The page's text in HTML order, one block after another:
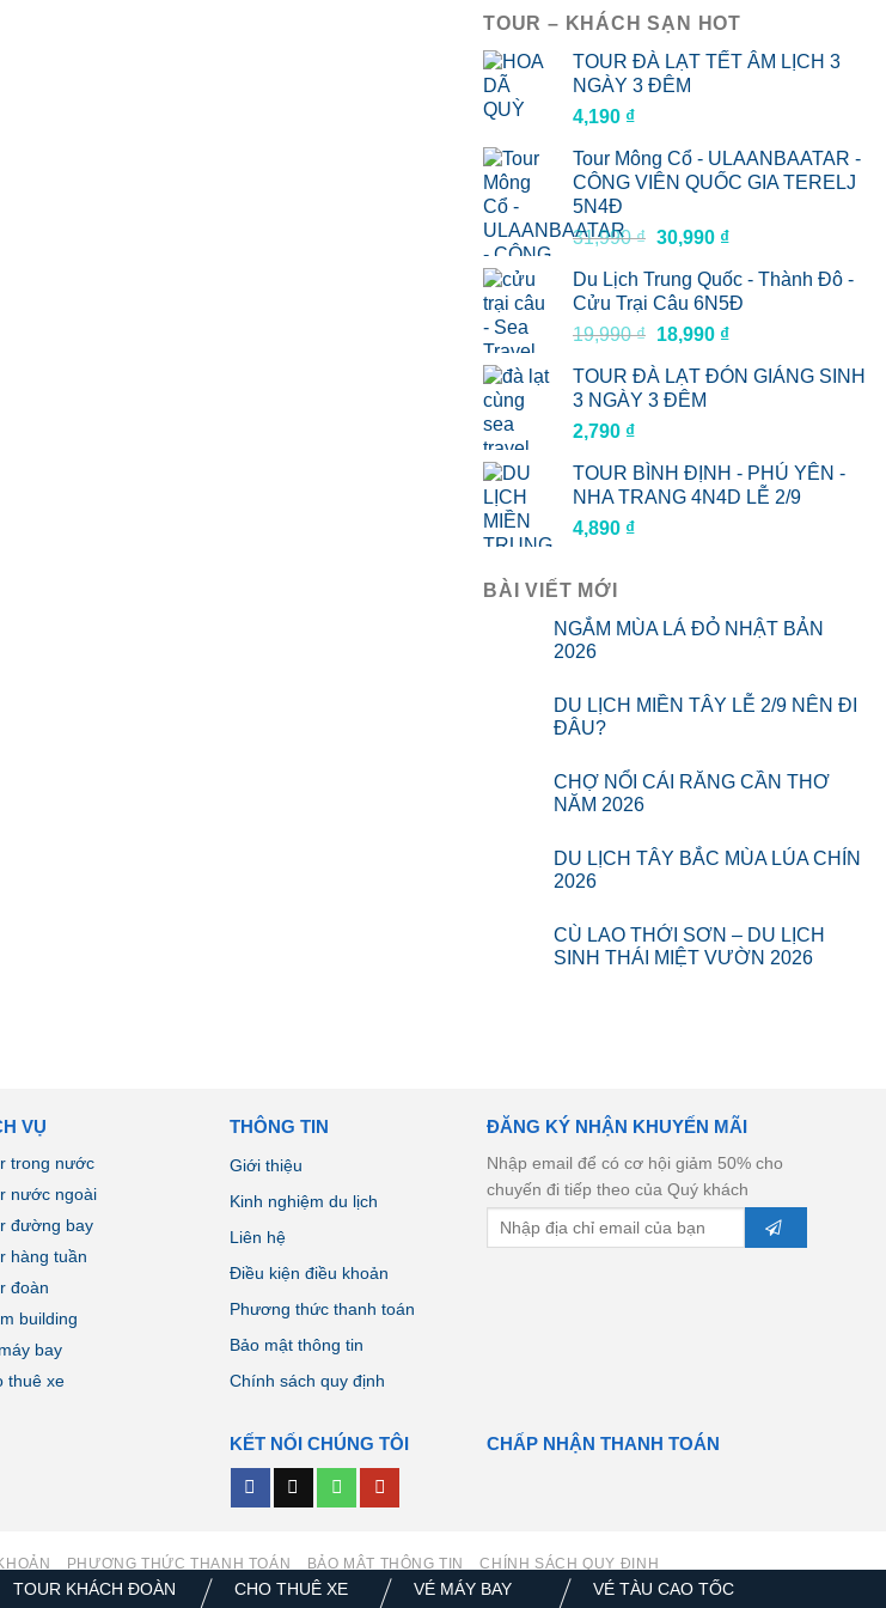
TOUR – KHÁCH SẠN HOT
TOUR ĐÀ LẠT TẾT ÂM LỊCH 3
NGÀY 3 ĐÊM
4,190 ₫
Tour Mông Cổ - ULAANBAATAR -
CÔNG VIÊN QUỐC GIA TERELJ
5N4Đ
31,990₫ Giá
là:
31,990 ₫.
30,990 ₫Giá
tại
là:
30,990 ₫.
Du Lịch Trung Quốc - Thành Đô -
Cửu Trại Câu 6N5Đ
19,990₫ Giá
là:
19,990 ₫.
18,990 ₫Giá
tại
TOUR ĐÀ LẠT ĐÓN GIÁNG SINH
3 NGÀY 3 ĐÊM
2,790 ₫
TOUR BÌNH ĐỊNH - PHÚ YÊN -
NHA TRANG 4N4D LỄ 2/9
4,890 ₫
BÀI VIẾT MỚI
NGẮM MÙA LÁ ĐỎ NHẬT BẢN
2026
DU LỊCH MIỀN TÂY LỄ 2/9 NÊN ĐI
ĐÂU?
CHỢ NỔI CÁI RĂNG CẦN THƠ
NĂM 2026
DU LỊCH TÂY BẮC MÙA LÚA CHÍN
2026
CÙ LAO THỚI SƠN – DU LỊCH
SINH THÁI MIỆT VƯỜN 2026
VỤ
trong nước
nước ngoài
đường bay
hàng tuần
đoàn
building
bay
thuê xe
THÔNG TIN
Giới thiệu
Kinh nghiệm du lịch
Liên hệ
Điều kiện điều khoản
Phương thức thanh toán
Bảo mật thông tin
Chính sách quy định
ĐĂNG KÝ NHẬN KHUYẾN MÃI
Nhập email để có cơ hội giảm 50% cho
chuyến đi tiếp theo của Quý khách
KẾT NỐI CHÚNG TÔI CHẤP NHẬN THANH TOÁN
PHƯƠNG THỨC THANH TOÁN BẢO MẬT THÔNG TIN CHÍNH SÁCH QUY ĐỊNH
©Công ty Du Lịch Sea Travel.
TOUR KHÁCH ĐOÀN
CHO THUÊ XE
VÉ MÁY BAY
VÉ TÀU CAO TỐC